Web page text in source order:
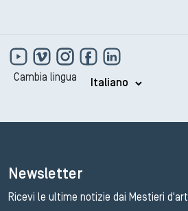
Cambia lingua
Newsletter
Ricevi le ultime notizie dai Mestieri